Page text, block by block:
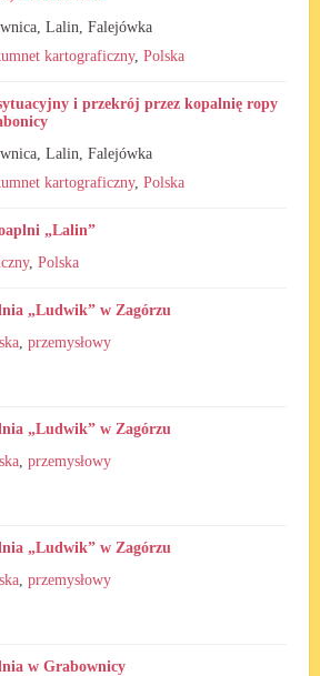
Lalin, Falejówka
kartograficzny, Polska
i przekrój przez kopalnię ropy
Lalin, Falejówka
kartograficzny, Polska
„Lalin”
, Polska
„Ludwik” w Zagórzu
, przemysłowy
„Ludwik” w Zagórzu
, przemysłowy
„Ludwik” w Zagórzu
, przemysłowy
w Grabownicy